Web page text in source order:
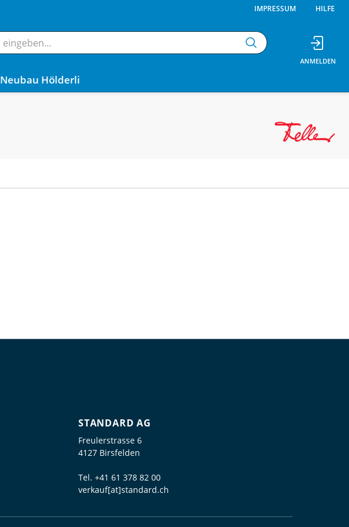
IMPRESSUM HILFE
Neubau Hölderli
STANDARD AG
Freulerstrasse 6
4127 Birsfelden
Tel. +41 61 378 82 00
verkauf[at]standard.ch